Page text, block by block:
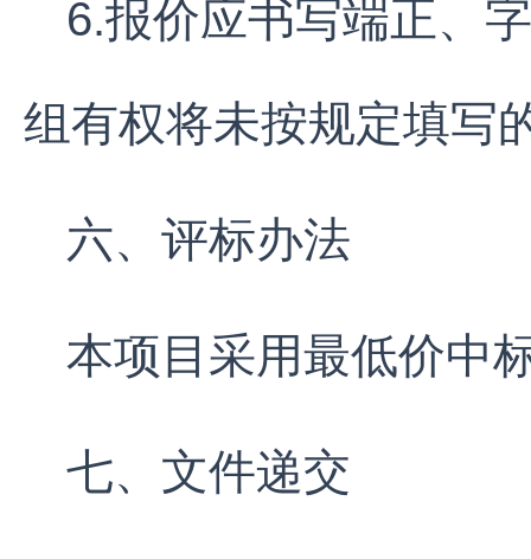
6.报价应书写端正、
组有权将未按规定填写
六、评标办法
本项目采用最低价中
七、文件递交